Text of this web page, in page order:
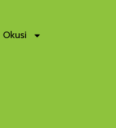
Okusi